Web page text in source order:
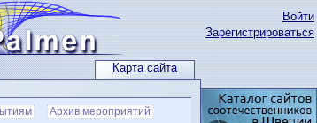
Карта сайта
Войти
Зарегистрироваться
Архив мероприятий